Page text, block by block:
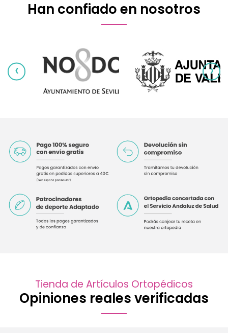
Han confiado en nosotros
‹ ›
Tienda de Artículos Ortopédicos
Opiniones reales verificadas